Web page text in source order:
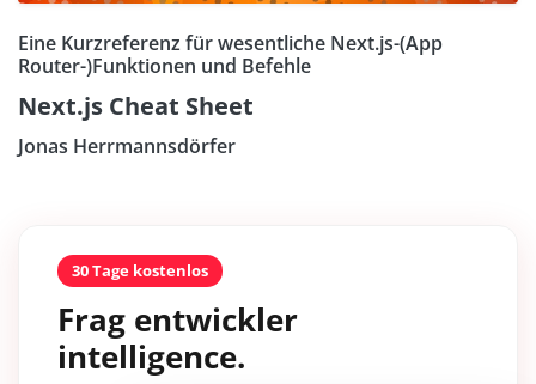
Eine Kurzreferenz für wesentliche Next.js-(App
Router-)Funktionen und Befehle
Next.js Cheat Sheet
Jonas Herrmannsdörfer
30 Tage kostenlos
Frag entwickler
intelligence.